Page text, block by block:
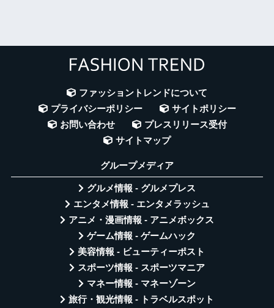
ファッショントレンドについて
プライバシーポリシー
サイトポリシー
お問い合わせ
プレスリリース受付
サイトマップ
グループメディア
グルメ情報 - グルメプレス
エンタメ情報 - エンタメラッシュ
アニメ・漫画情報 - アニメボックス
ゲーム情報 - ゲームハック
美容情報 - ビューティーポスト
スポーツ情報 - スポーツマニア
マネー情報 - マネーゾーン
旅行・観光情報 - トラベルスポット